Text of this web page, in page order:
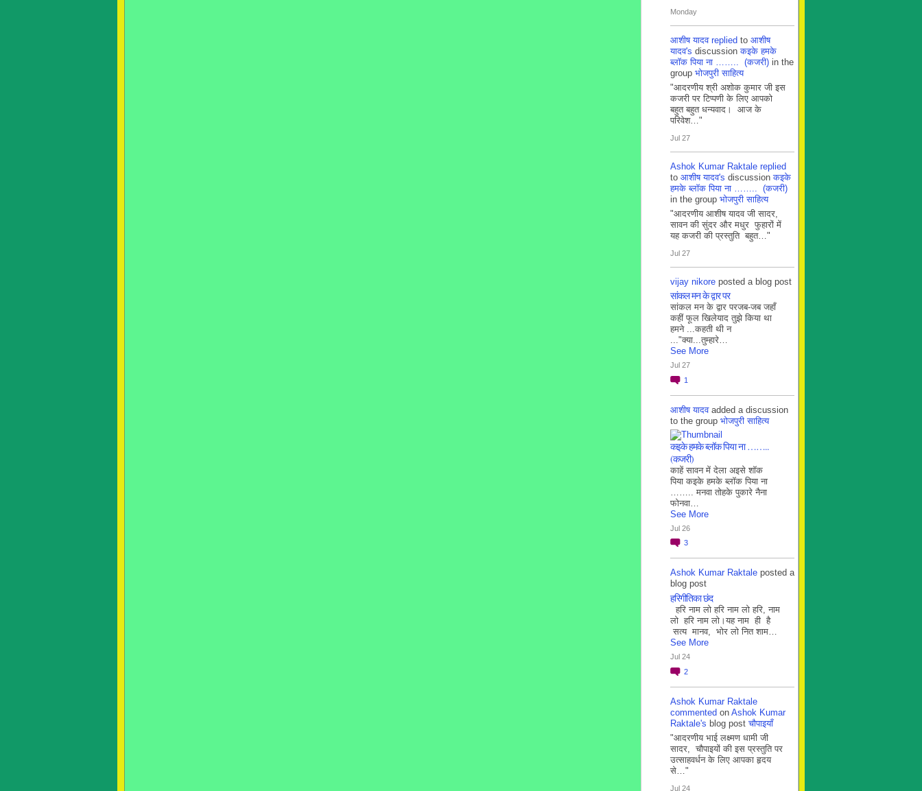
Monday
आशीष यादव replied to आशीष
यादव's discussionकइके हमके
ब्लाॅक पिया ना …….. (कजरी) in the
group भोजपुरी साहित्य
"आदरणीय श्री अशोक कुमार जी इस
कजरी पर टिप्पणी के लिए आपको
बहुत बहुत धन्यवाद। आज के
परिवेश…"
Jul 27
Ashok Kumar Raktale replied
to आशीष यादव's discussionकइके
हमके ब्लाॅक पिया ना …….. (कजरी)
in the group भोजपुरी साहित्य
"आदरणीय आशीष यादव जी सादर,
सावन की सुंदर और मधुर फुहारों में
यह कजरी की प्रस्तुति बहुत…"
Jul 27
vijay nikore posted a blog post
सांकल मन के द्वार पर
सांकल मन के द्वार परजब-जब जहाँ
कहीं फूल खिलेयाद तुझे किया था
हमने ...कहती थी न
..."क्या...तुम्हारे…
See More
Jul 27
1
आशीष यादवadded a discussion
to the group भोजपुरी साहित्य
कइके हमके ब्लाॅक पिया ना ……..
(कजरी)
काहें सावन में देला अइसे शॉक
पिया कइके हमके ब्लाॅक पिया ना
…….. मनवा तोहके पुकारे नैना
फोनवा…
See More
Jul 26
3
Ashok Kumar Raktale posted a
blog post
हरिगीतिका छंद
हरि नाम लो हरि नाम लो हरि, नाम
लो हरि नाम लो।यह नाम ही है
सत्य मानव, भोर लो नित शाम…
See More
Jul 24
2
Ashok Kumar Raktale
commented on Ashok Kumar
Raktale's blog postचौपाइयाँ
"आदरणीय भाई लक्ष्मण धामी जी
सादर, चौपाइयों की इस प्रस्तुति पर
उत्साहवर्धन के लिए आपका हृदय
से…"
Jul 24